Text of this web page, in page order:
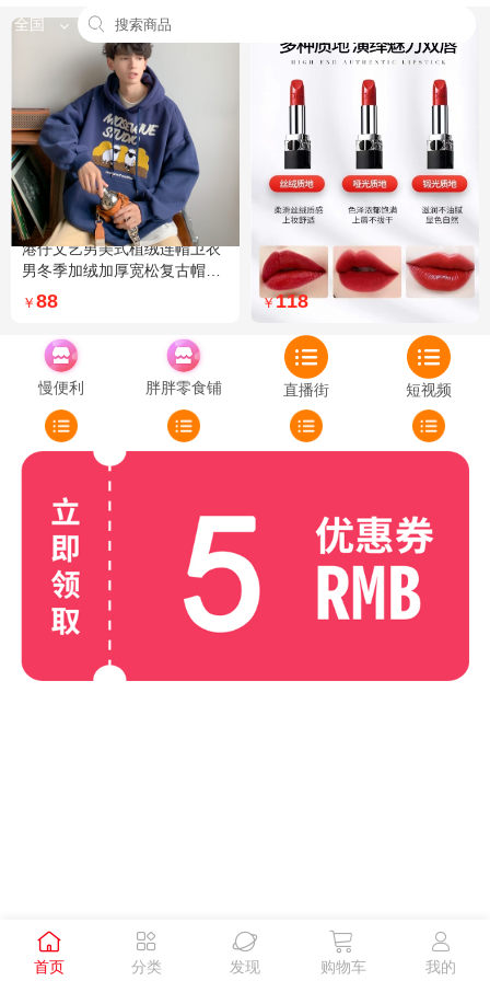
全国
港仔文艺男美式植绒连帽卫衣
男冬季加绒加厚宽松复古帽衫
外套 XXL 加绒 5XL 灰色加绒
￥ 88
Dior迪奥全新烈艳蓝金口红品
牌授权经典藤格纹饰带丝绒质
地999色号传奇红唇哑光 哑光
￥118
慢便利 胖胖零食铺 直播街 短视频

首页

分类

发现

购物车

我的